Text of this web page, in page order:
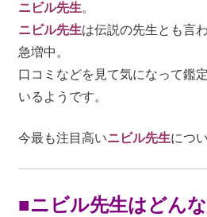
ニビル先生。
ニビル先生は伝説の先生とも言
急増中。
口コミなどを見て気になって鑑
いるようです。
今最も注目高いニビル先生につ
■ニビル先生はどん